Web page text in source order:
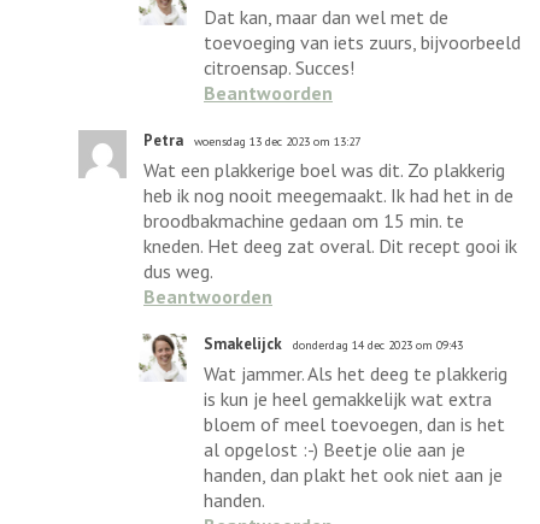
Dat kan, maar dan wel met de
toevoeging van iets zuurs, bijvoorbeeld
citroensap. Succes!
Beantwoorden
Petra woensdag 13 dec 2023 om 13:27
Wat een plakkerige boel was dit. Zo plakkerig
heb ik nog nooit meegemaakt. Ik had het in de
broodbakmachine gedaan om 15 min. te
kneden. Het deeg zat overal. Dit recept gooi ik
dus weg.
Beantwoorden
Smakelijck donderdag 14 dec 2023 om 09:43
Wat jammer. Als het deeg te plakkerig
is kun je heel gemakkelijk wat extra
bloem of meel toevoegen, dan is het
al opgelost :-) Beetje olie aan je
handen, dan plakt het ook niet aan je
handen.